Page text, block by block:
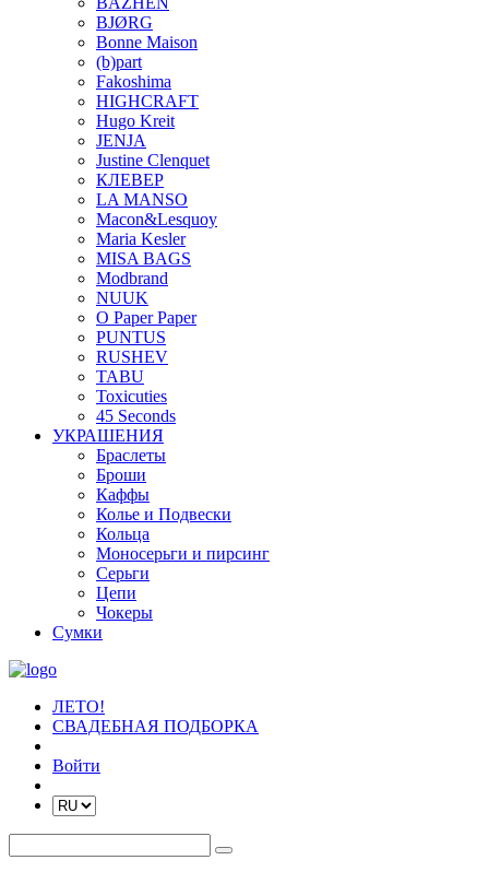
BJØRG
Bonne Maison
(b)part
Fakoshima
HIGHCRAFT
Hugo Kreit
JENJA
Justine Clenquet
КЛЕВЕР
LA MANSO
Macon&Lesquoy
Maria Kesler
MISA BAGS
Modbrand
NUUK
O Paper Paper
PUNTUS
RUSHEV
TABU
Toxicuties
45 Seconds
УКРАШЕНИЯ
Браслеты
Броши
Каффы
Колье и Подвески
Кольца
Моносерьги и пирсинг
Серьги
Цепи
Чокеры
Сумки
ЛЕТО!
СВАДЕБНАЯ ПОДБОРКА
Войти